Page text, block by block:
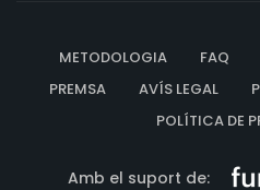
METODOLOGIA FAQ
PREMSA
AVÍS LEGAL
POLÍTICA DE
Amb el suport de: